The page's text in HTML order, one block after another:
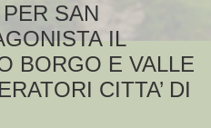
SAN
IL
BORGO E VALLE
CITTA’ DI